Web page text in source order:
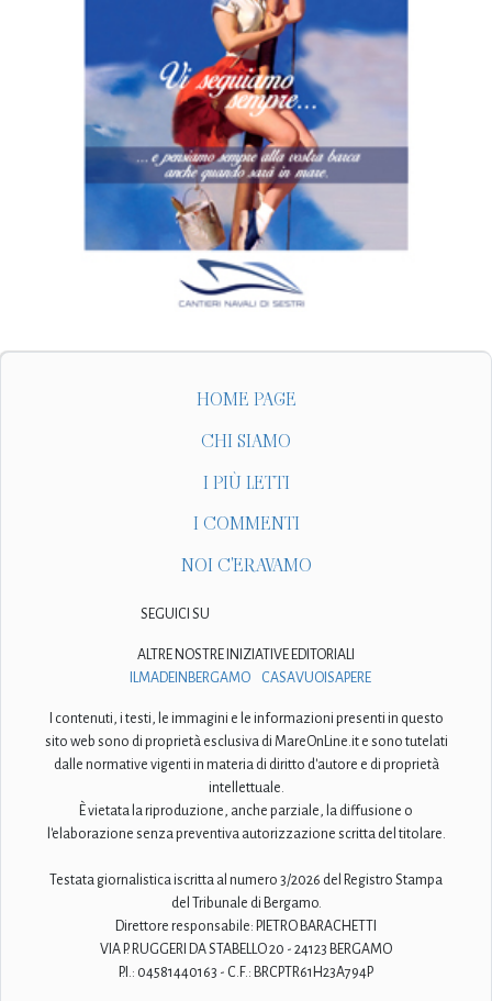
HOME PAGE
CHI SIAMO
I PIÙ LETTI
I COMMENTI
NOI C'ERAVAMO
SEGUICI SU
ALTRE NOSTRE INIZIATIVE EDITORIALI
ILMADEINBERGAMO
CASAVUOISAPERE
I contenuti, i testi, le immagini e le informazioni presenti in questo
sito web sono di proprietà esclusiva di MareOnLine.it e sono tutelati
dalle normative vigenti in materia di diritto d'autore e di proprietà
intellettuale.
È vietata la riproduzione, anche parziale, la diffusione o
l'elaborazione senza preventiva autorizzazione scritta del titolare.
Testata giornalistica iscritta al numero 3/2026 del Registro Stampa
del Tribunale di Bergamo.
Direttore responsabile: PIETRO BARACHETTI
VIA P. RUGGERI DA STABELLO 20 - 24123 BERGAMO
P.I.: 04581440163 - C.F.: BRCPTR61H23A794P